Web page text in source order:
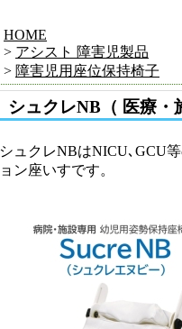
HOME
> アシスト 障害児製品
> 障害児用座位保持椅子
シュクレNB（ 医療・
シュクレNBはNICU､GCU
ョン座いすです。